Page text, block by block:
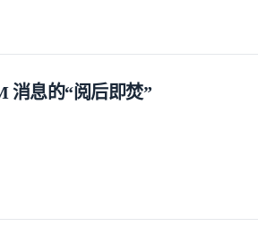
消息的“阅后即焚”